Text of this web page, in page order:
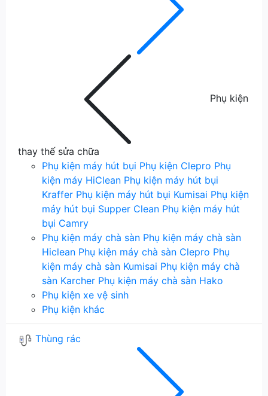
Phụ kiện
thay thế sửa chữa
Phụ kiện máy hút bụi Phụ kiện Clepro Phụ
kiện máy HiClean Phụ kiện máy hút bụi
Kraffer Phụ kiện máy hút bụi Kumisai Phụ kiện
máy hút bụi Supper Clean Phụ kiện máy hút
bụi Camry
Phụ kiện máy chà sàn Phụ kiện máy chà sàn
Hiclean Phụ kiện máy chà sàn Clepro Phụ
kiện máy chà sàn Kumisai Phụ kiện máy chà
sàn Karcher Phụ kiện máy chà sàn Hako
Phụ kiện xe vệ sinh
Phụ kiện khác
Thùng rác